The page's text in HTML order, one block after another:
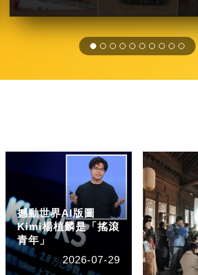
撼動世界AI版圖
Kimi楊植麟是「搖滾
青年」
2026-07-29